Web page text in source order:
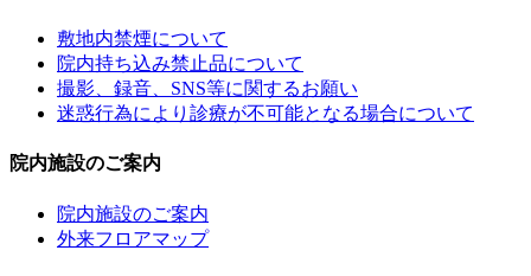
敷地内禁煙について
院内持ち込み禁止品について
撮影、録音、SNS等に関するお願い
迷惑行為により診療が不可能となる場合について
院内施設のご案内
院内施設のご案内
外来フロアマップ